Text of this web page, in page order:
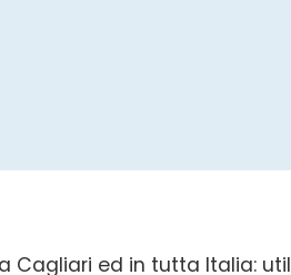
Cagliari ed in tutta Italia: